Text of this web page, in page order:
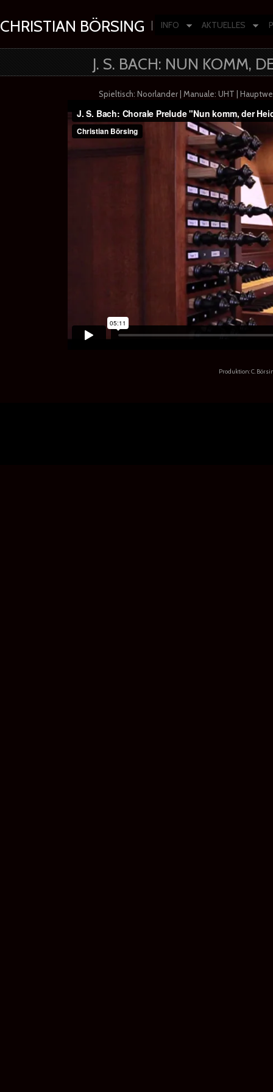
CHRISTIAN BÖRSING Composer | Producer | Artist
INFO AKTUELLES
J. S. BACH: NUN KOMM,
Spieltisch: Noorlander | Manuale: UHT |
Produktion: C.